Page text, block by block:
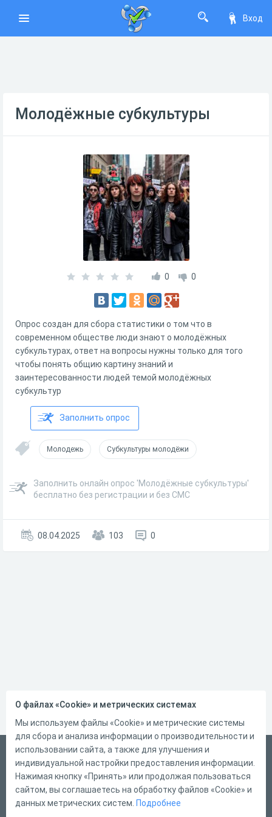
Вход
Молодёжные субкультуры
0 0
Опрос создан для сбора статистики о том что в
современном обществе люди знают о молодёжных
субкультурах, ответ на вопросы нужны только для того
чтобы понять общию картину знаний и
заинтересованности людей темой молодёжных
субкультур
Заполнить опрос
Молодежь Субкультуры молодёжи
Заполнить онлайн опрос 'Молодёжные субкультуры'
бесплатно без регистрации и без СМС
08.04.2025 103 0
Русский
Справка
Форма обратной связи
О файлах «Cookie» и метрических системах
Мы используем файлы «Cookie» и метрические системы
для сбора и анализа информации о производительности и
использовании сайта, а также для улучшения и
индивидуальной настройки предоставления информации.
Нажимая кнопку «Принять» или продолжая пользоваться
сайтом, вы соглашаетесь на обработку файлов «Cookie» и
данных метрических систем. Подробнее